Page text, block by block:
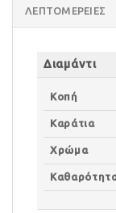
ΛΕΠΤΟΜΈΡΕΙΕΣ
Διαμάντι
Κοπή
Καράτια
Χρώμα